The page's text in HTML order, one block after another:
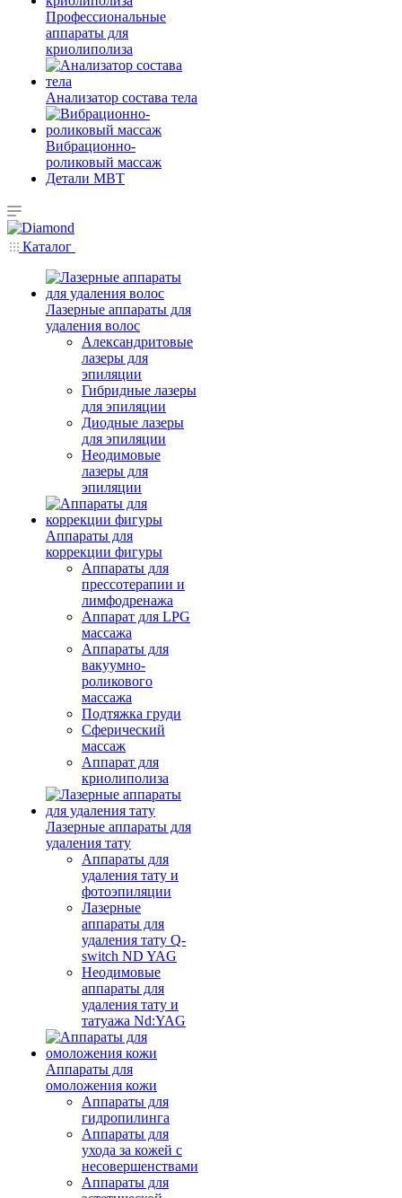
Профессиональные
аппараты для
криолиполиза
Анализатор состава тела
Вибрационно-
роликовый массаж
Детали MBT
Каталог
Лазерные аппараты для
удаления волос
Александритовые
лазеры для
эпиляции
Гибридные лазеры
для эпиляции
Диодные лазеры
для эпиляции
Неодимовые
лазеры для
эпиляции
Аппараты для
коррекции фигуры
Аппараты для
прессотерапии и
лимфодренажа
Аппарат для LPG
массажа
Аппараты для
вакуумно-
роликового
массажа
Подтяжка груди
Сферический
массаж
Аппарат для
криолиполиза
Лазерные аппараты для
удаления тату
Аппараты для
удаления тату и
фотоэпиляции
Лазерные
аппараты для
удаления тату Q-
switch ND YAG
Неодимовые
аппараты для
удаления тату и
татуажа Nd:YAG
Аппараты для
омоложения кожи
Аппараты для
гидропилинга
Аппараты для
ухода за кожей с
несовершенствами
Аппараты для